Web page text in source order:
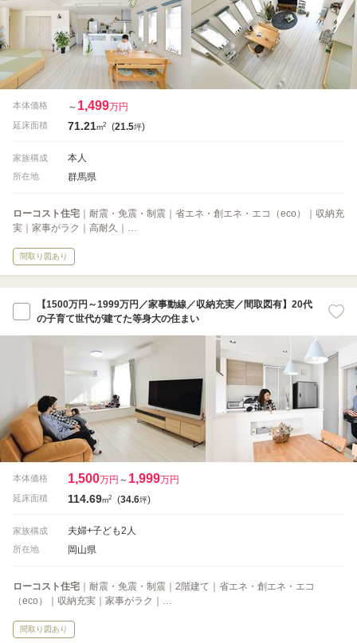
本体価格 ～ 1,499万円
延床面積 71.21m2 (21.5坪)
家族構成 本人
所在地 群馬県
ローコスト住宅 ｜耐震・免震・制震｜省エネ・創エネ・エコ（eco）｜収納充
実｜家事がラク｜高耐久｜…
間取り図あり
【1500万円～1999万円／家事動線／収納充実／間取図有】20代
の子育て世代が建てた等身大の住まい
本体価格 1,500万円 ～ 1,999万円
延床面積 114.69m2 (34.6坪)
家族構成 夫婦+子ども2人
所在地 岡山県
ローコスト住宅 ｜耐震・免震・制震｜2階建て｜省エネ・創エネ・エコ
（eco）｜収納充実｜家事がラク｜…
間取り図あり